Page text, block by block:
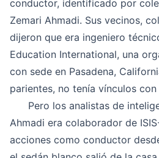
conductor, identificado por
Zemari Ahmadi. Sus vecinos,
dijeron que era ingeniero
Education International, una
con sede en Pasadena,
parientes, no tenía vínculos con
Pero los analistas de
Ahmadi era colaborador de
acciones como conductor